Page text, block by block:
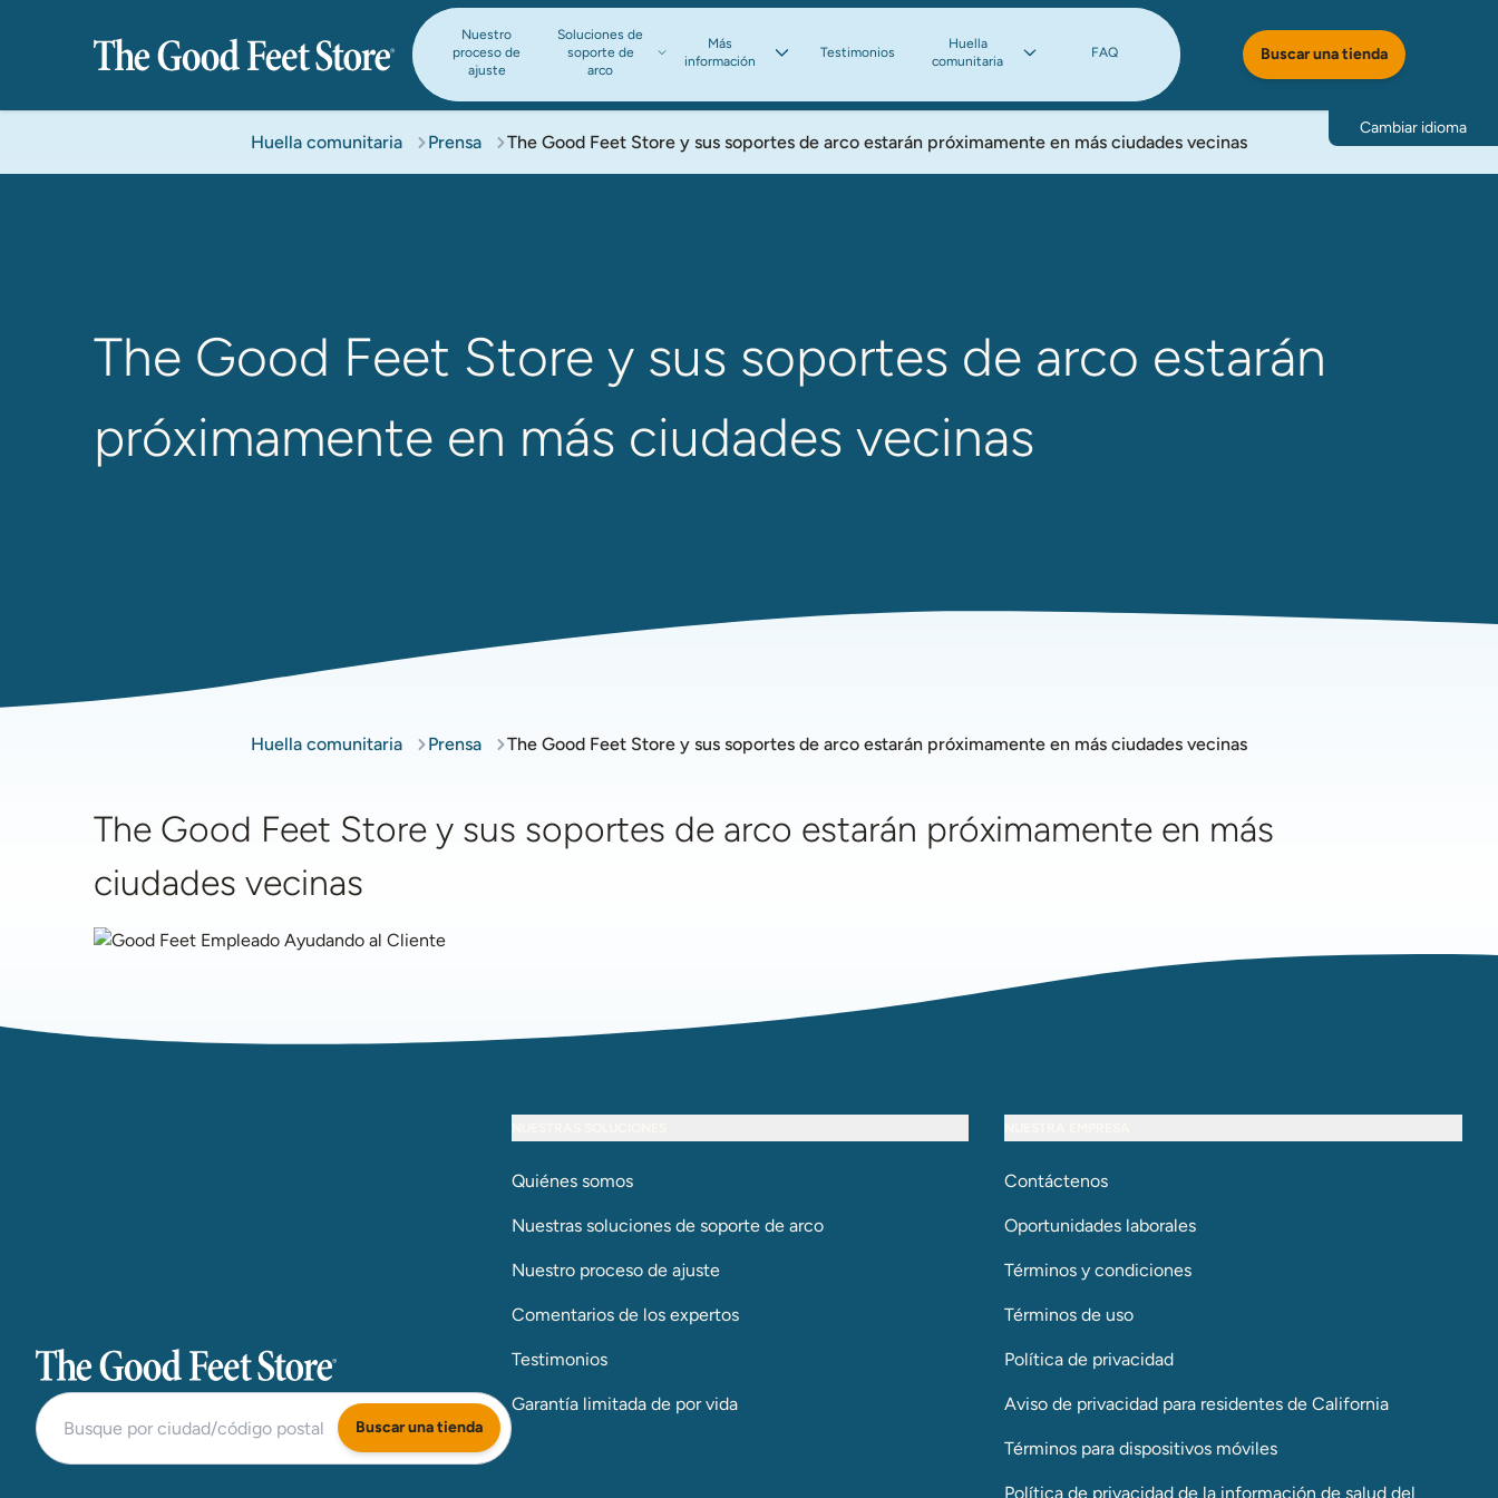
Nuestro
proceso de
ajuste
Soluciones de
soporte de
arco​​​​​​​
Más
información​​​​​​​
Testimonios
Huella
comunitaria
FAQ Buscar una tienda
Cambiar idioma
Huella comunitaria Prensa The Good Feet Store y sus soportes de arco estarán próximamente en más ciudades vecinas
The Good Feet Store y sus soportes de arco estarán
próximamente en más ciudades vecinas
Huella comunitaria Prensa The Good Feet Store y sus soportes de arco estarán próximamente en más ciudades vecinas
The Good Feet Store y sus soportes de arco estarán próximamente en más
ciudades vecinas
The Good Feet Store
Buscar una tienda
Quiénes somos
Nuestras soluciones de soporte de arco​​​​​​​
Nuestro proceso de ajuste
Comentarios de los expertos
Testimonios
Garantía limitada de por vida
Contáctenos
Oportunidades laborales
Términos y condiciones
Términos de uso
Política de privacidad
Aviso de privacidad para residentes de California
Términos para dispositivos móviles
Política de privacidad de la información de salud del